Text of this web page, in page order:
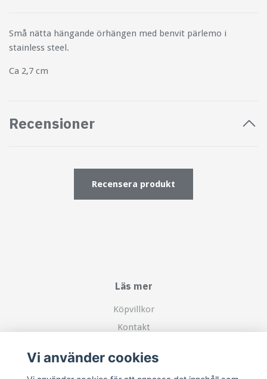
Små nätta hängande örhängen med benvit pärlemo i
stainless steel.
Ca 2,7 cm
Recensioner
Recensera produkt
Läs mer
Köpvillkor
Kontakt
Vi använder cookies